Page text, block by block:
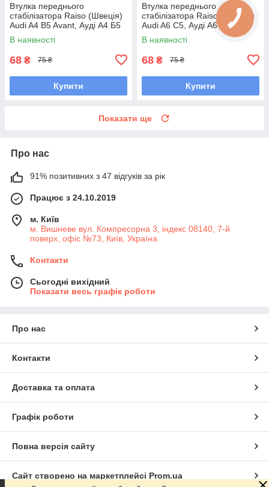
Втулка переднього
стабілізатора Raiso (Швеція)
Audi A4 B5 Avant, Ауді А4 Б5
#RL-411317B UAXZZPG7
В наявності
68 ₴ 75 ₴
Купити
Втулка переднього
стабілізатора Raiso (Швеція)
Audi A6 C5, Ауді А6 Ц5 #RL-
411317B UAXZZPG7
В наявності
68 ₴ 75 ₴
Купити
Показати ще
Про нас
91% позитивних з 47 відгуків за рік
Працює з 24.10.2019
м. Київ
м. Вишневе вул. Компресорна 3, індекс 08140, 7-й
поверх, офіс №73, Київ, Україна
Контакти
Сьогодні вихідний
Показати весь графік роботи
Про нас
Контакти
Доставка та оплата
Графік роботи
Повна версія сайту
Сайт створено на маркетплейсі Prom.ua